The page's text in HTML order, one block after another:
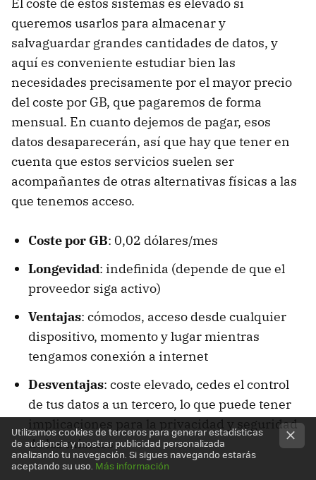
queremos usarlos para almacenar y
salvaguardar grandes cantidades de datos, y
aquí es conveniente estudiar bien las
necesidades precisamente por el mayor precio
del coste por GB, que pagaremos de forma
mensual. En cuanto dejemos de pagar, esos
datos desaparecerán, así que hay que tener en
cuenta que estos servicios suelen ser
acompañantes de otras alternativas físicas a las
que tenemos acceso.
Coste por GB: 0,02 dólares/mes
Longevidad: indefinida (depende de que el
proveedor siga activo)
Ventajas: cómodos, acceso desde cualquier
dispositivo, momento y lugar mientras
tengamos conexión a internet
Desventajas: coste elevado, cedes el control
de tus datos a un tercero, lo que puede tener
implicaciones para la privacidad y seguridad
de los mismos
Utilizamos cookies de terceros para generar estadísticas
de audiencia y mostrar publicidad personalizada
analizando tu navegación. Si sigues navegando estarás
aceptando su uso. Más información